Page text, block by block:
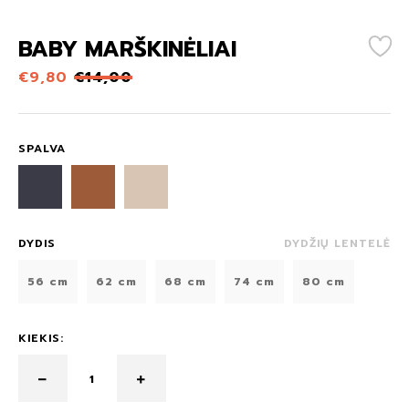
BABY MARŠKINĖLIAI
€9,80 €14,00
SPALVA
DYDIS DYDŽIŲ LENTELĖ
56 cm 62 cm 68 cm 74 cm 80 cm
KIEKIS: